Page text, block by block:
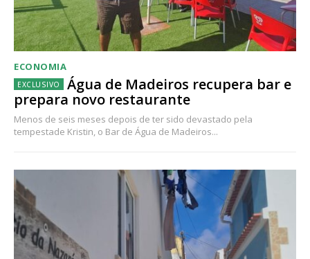
ECONOMIA
Água de Madeiros recupera bar e
prepara novo restaurante
Menos de seis meses depois de ter sido devastado pela
tempestade Kristin, o Bar de Água de Madeiros...